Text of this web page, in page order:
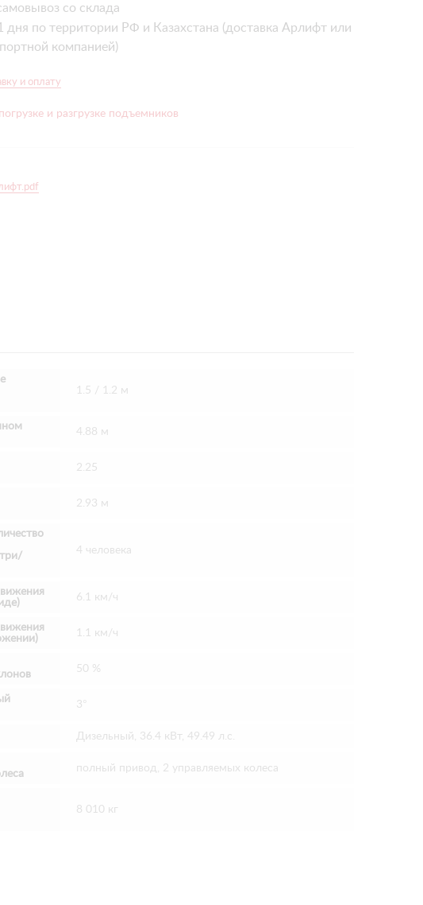
со склада
дня по территории РФ и Казахстана (доставка Арлифт или
компанией)
и оплату
и разгрузке подъемников
1.5 / 1.2 м
4.88 м
2.25
2.93 м
4 человека
6.1 км/ч
1.1 км/ч
50 %
3°
Дизельный, 36.4 кВт, 49.49 л.с.
полный привод, 2 управляемых колеса
8 010 кг